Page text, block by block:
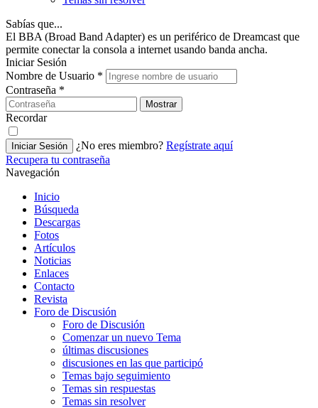
Sabías que...
El BBA (Broad Band Adapter) es un periférico de Dreamcast que
permite conectar la consola a internet usando banda ancha.
Iniciar Sesión
Nombre de Usuario *
Contraseña *
Mostrar
Recordar
Iniciar Sesión ¿No eres miembro? Regístrate aquí
Recupera tu contraseña
Navegación
Inicio
Búsqueda
Descargas
Fotos
Artículos
Noticias
Enlaces
Contacto
Revista
Foro de Discusión
Foro de Discusión
Comenzar un nuevo Tema
últimas discusiones
discusiones en las que participó
Temas bajo seguimiento
Temas sin respuestas
Temas sin resolver